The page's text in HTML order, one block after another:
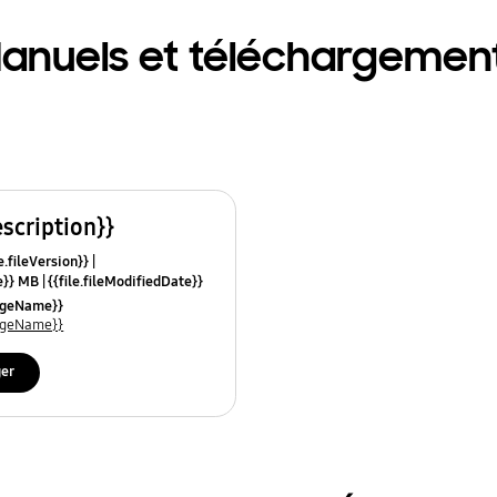
et
MB {{file.fileModifiedDate}}